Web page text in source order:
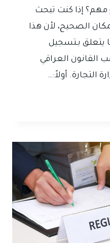
مهم؟ إذا كنت تبحث
الصحيح، لأن هذا
بـتسجيل
القانون العراقي
التجارة. أولاً:…